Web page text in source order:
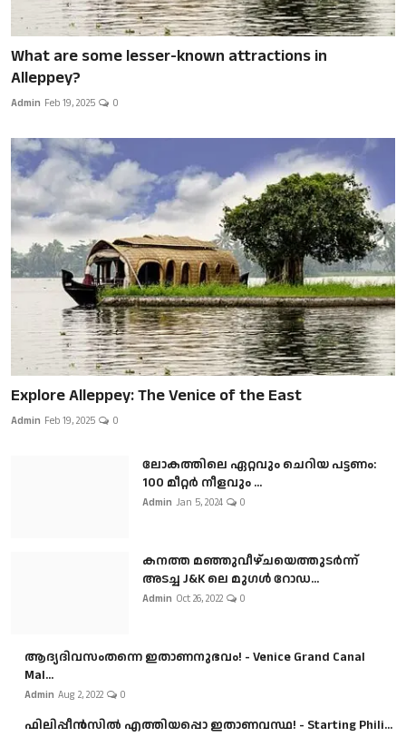
What are some lesser-known attractions in
Alleppey?
Admin Feb 19, 2025 0
Explore Alleppey: The Venice of the East
Admin Feb 19, 2025 0
ലോകത്തിലെ ഏറ്റവും ചെറിയ പട്ടണം:
100 മീറ്റർ നീളവും ...
Admin Jan 5, 2024 0
കനത്ത മഞ്ഞുവീഴ്ചയെത്തുടർന്ന്
അടച്ച J&K ലെ മുഗൾ റോഡ...
Admin Oct 26, 2022 0
ആദ്യദിവസംതന്നെ ഇതാണനുഭവം! - Venice Grand Canal
Mal...
Admin Aug 2, 2022 0
ഫിലിപ്പീൻസിൽ എത്തിയപ്പൊ ഇതാണവസ്ഥ! - Starting Phili...